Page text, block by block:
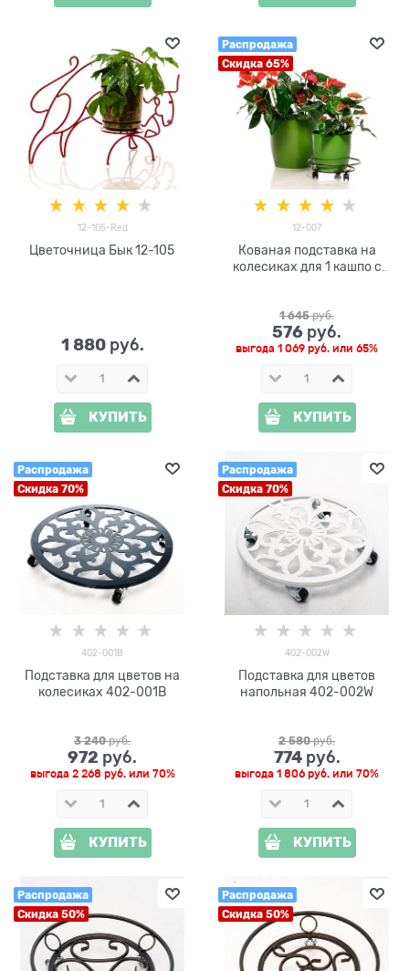
12-105-Red
Цветочница Бык 12-105
1 880 руб.
КУПИТЬ
Распродажа
Скидка 65%
12-007
Кованая подставка на
колесиках для 1 кашпо с
1 645 руб.
576 руб.
выгода 1 069 руб. или 65%
КУПИТЬ
Распродажа
Скидка 70%
402-001B
Подставка для цветов на
колесиках 402-001B
3 240 руб.
972 руб.
выгода 2 268 руб.или 70%
КУПИТЬ
Распродажа
Скидка 70%
402-002W
Подставка для цветов
напольная 402-002W
2 580 руб.
774 руб.
выгода 1 806 руб. или 70%
КУПИТЬ
Распродажа
Скидка 50%
Распродажа
Скидка 50%